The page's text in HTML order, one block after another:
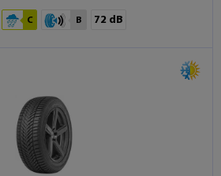
C B 72 dB